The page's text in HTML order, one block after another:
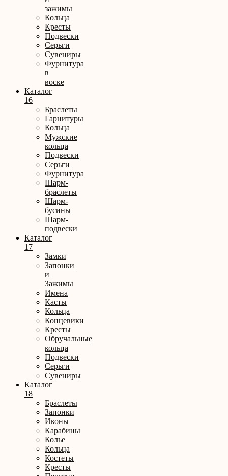
зажимы
Кольца
Кресты
Подвески
Серьги
Сувениры
Фурнитура
в
воске
Каталог
16
Браслеты
Гарнитуры
Кольца
Мужские
кольца
Подвески
Серьги
Фурнитура
Шарм-
браслеты
Шарм-
бусины
Шарм-
подвески
Каталог
17
Замки
Запонки
и
Зажимы
Имена
Касты
Кольца
Концевики
Кресты
Обручальные
кольца
Подвески
Серьги
Сувениры
Каталог
18
Браслеты
Запонки
Иконы
Карабины
Колье
Кольца
Костеты
Кресты